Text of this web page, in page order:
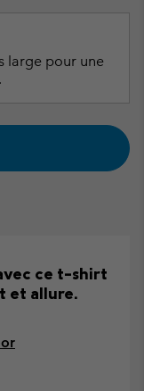
large pour une
ce t-shirt
et allure.